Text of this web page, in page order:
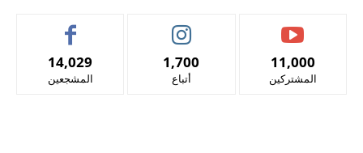
14,029
المشجعين
1,700
أتباع
11,000
المشتركين